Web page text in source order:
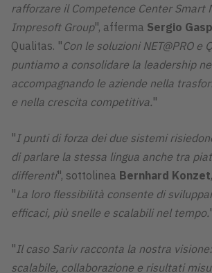
rafforzare il Competence Center Smart
Impresoft Group", afferma Sergio
Qualitas. "Con le soluzioni NET@PRO e
puntiamo a consolidare la leadership
accompagnando le aziende nella
e nella crescita competitiva."
" I punti di forza dei due sistemi
di parlare la stessa lingua anche tra
differenti", sottolinea Bernhard Konzet
"La loro flessibilità consente di
efficaci, più snelle e scalabili nel tempo.
" Il caso Sariv racconta la nostra
scalabile, collaborazione e risultati